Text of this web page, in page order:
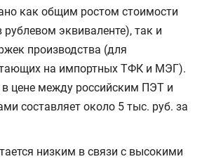
как общим ростом стоимости
эквиваленте), так и
производства (для
на импортных ТФК и МЭГ).
цене между российским ПЭТ и
составляет около 5 тыс. руб. за
низким в связи с высокими